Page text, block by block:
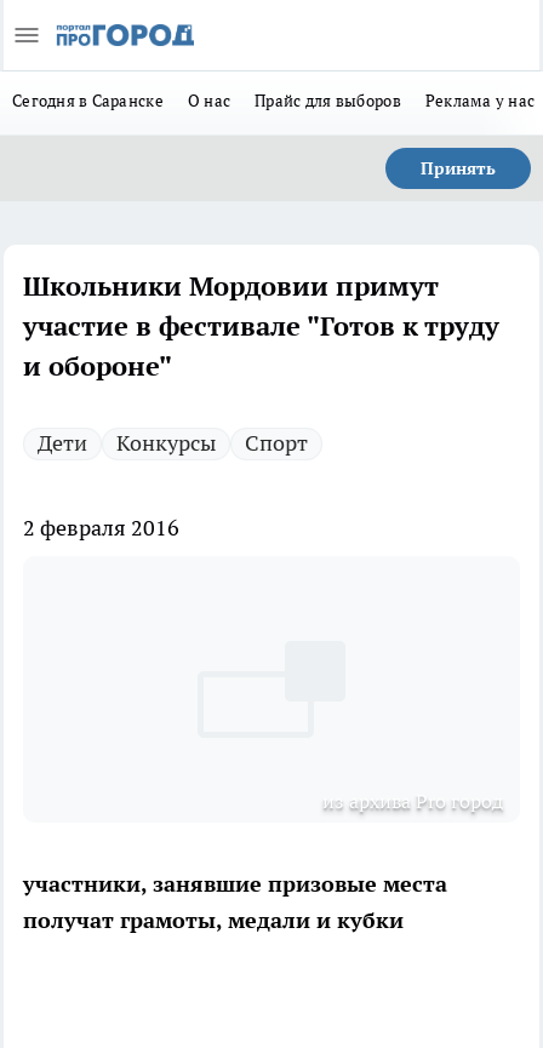
Сегодня в Саранске О нас Прайс для выборов Реклама у нас
Принять
Школьники Мордовии примут
участие в фестивале "Готов к труду
и обороне"
Дети Конкурсы Спорт
2 февраля 2016
из архива Pro город
участники, занявшие призовые места
получат грамоты, медали и кубки